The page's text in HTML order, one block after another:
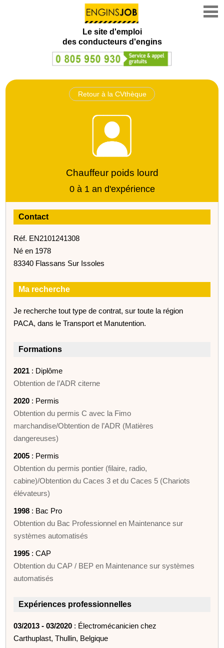
Le site d'emploi
des conducteurs d'engins
Retour à la CVthèque
Chauffeur poids lourd
0 à 1 an d'expérience
Contact
Réf. EN2101241308
Né en 1978
83340 Flassans Sur Issoles
Ma recherche
Je recherche tout type de contrat, sur toute la région
PACA, dans le Transport et Manutention.
Formations
2021 : Diplôme
Obtention de l’ADR citerne
2020 : Permis
Obtention du permis C avec la Fimo
marchandise/Obtention de l’ADR (Matières
dangereuses)
2005 : Permis
Obtention du permis pontier (filaire, radio,
cabine)/Obtention du Caces 3 et du Caces 5 (Chariots
élévateurs)
1998 : Bac Pro
Obtention du Bac Professionnel en Maintenance sur
systèmes automatisés
1995 : CAP
Obtention du CAP / BEP en Maintenance sur systèmes
automatisés
Expériences professionnelles
03/2013 - 03/2020 : Électromécanicien chez
Carthuplast, Thullin, Belgique